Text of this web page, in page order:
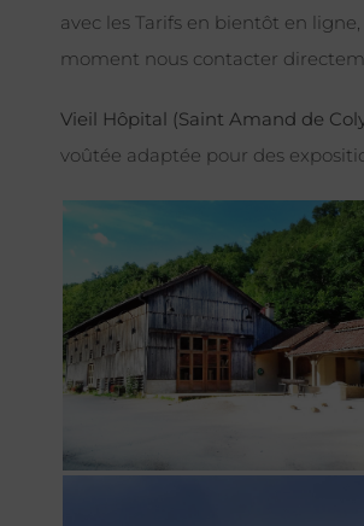
avec les Tarifs en bientôt en
moment nous contacter
Vieil Hôpital (Saint Amand de
voûtée adaptée pour des